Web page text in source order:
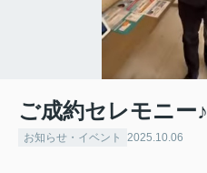
ご成約セレモニー♪
お知らせ・イベント 2025.10.06